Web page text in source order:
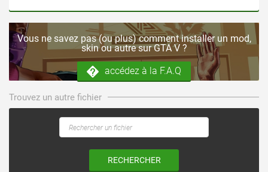
Vous ne savez pas (ou plus) comment installer un mod,
skin ou autre sur GTA V ?
accédez à la F.A.Q
Trouvez un autre fichier
RECHERCHER